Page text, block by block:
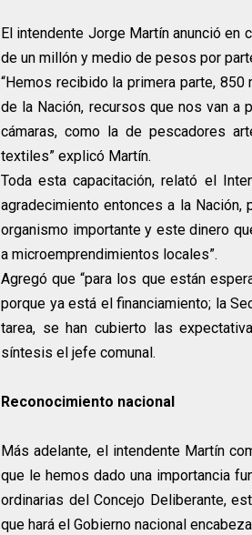
El intendente Jorge Martín anunció en
de un millón y medio de pesos por
“Hemos recibido la primera parte,
de la Nación, recursos que nos van a
cámaras, como la de pescadores
textiles” explicó Martín.
Toda esta capacitación, relató el
agradecimiento entonces a la Nación,
organismo importante y este dinero
a microemprendimientos locales”.
Agregó que “para los que están
porque ya está el financiamiento; la
tarea, se han cubierto las
síntesis el jefe comunal.
Reconocimiento nacional
Más adelante, el intendente Martín
que le hemos dado una importancia
ordinarias del Concejo Deliberante,
que hará el Gobierno nacional